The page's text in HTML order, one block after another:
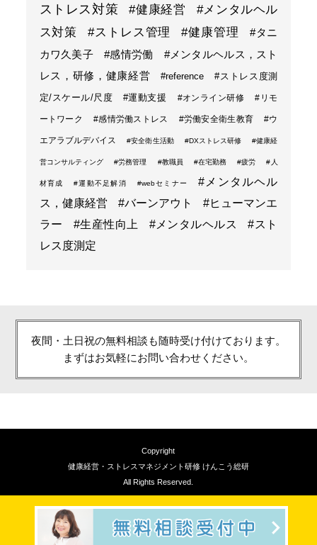
ストレス対策
#健康経営
#メンタルヘル
ス対策
#ストレス管理 #健康管理
#タニ
カワ久美子
#感情労働
#メンタルヘルス，スト
レス，研修，健康経営
#reference
#ストレス度測
定/スケール/尺度
#運動支援 #オンライン研修 #リモ
ートワーク #感情労働ストレス #労働安全衛生教育 #ウ
エアラブルデバイス #安全衛生活動 #DXストレス研修 #健康経
営コンサルティング #労務管理 #教職員 #在宅勤務 #疲労 #人
材育成 #運動不足解消 #webセミナー
#メンタルヘル
ス，健康経営
#バーンアウト
#ヒューマンエ
ラー
#生産性向上 #メンタルヘルス
#スト
レス度測定
夜間・土日祝の無料相談も随時受け付けております。
まずはお気軽にお問い合わせください。
Copyright
健康経営・ストレスマネジメント研修 けんこう総研
All Rights Reserved.